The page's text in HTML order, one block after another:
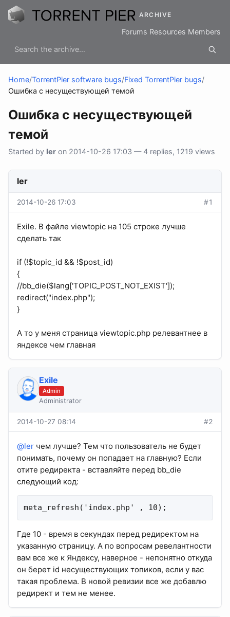
ARCHIVE
Forums Resources Members
Home/TorrentPier software bugs/Fixed TorrentPier bugs/
Ошибка с несуществующей темой
Ошибка с несуществующей
темой
Started by ler on 2014-10-26 17:03 — 4 replies, 1219 views
ler
2014-10-26 17:03 #1
Exile. В файле viewtopic на 105 строке лучше
сделать так
if (!$topic_id && !$post_id)
{
//bb_die($lang['TOPIC_POST_NOT_EXIST']);
redirect("index.php");
}
А то у меня страница viewtopic.php релевантнее в
яндексе чем главная
Exile
Admin
Administrator
2014-10-27 08:14 #2
@ler чем лучше? Тем что пользователь не будет
понимать, почему он попадает на главную? Если
отите редиректа - вставляйте перед bb_die
следующий код:
meta_refresh('index.php' , 10);
Где 10 - время в секундах перед редиректом на
указанную страницу. А по вопросам ревелантности
вам все же к Яндексу, наверное - непонятно откуда
он берет id несуществующих топиков, если у вас
такая проблема. В новой ревизии все же добавлю
редирект и тем не менее.